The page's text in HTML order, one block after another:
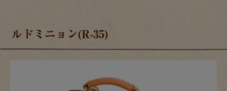
ルドミニョン(R-35)